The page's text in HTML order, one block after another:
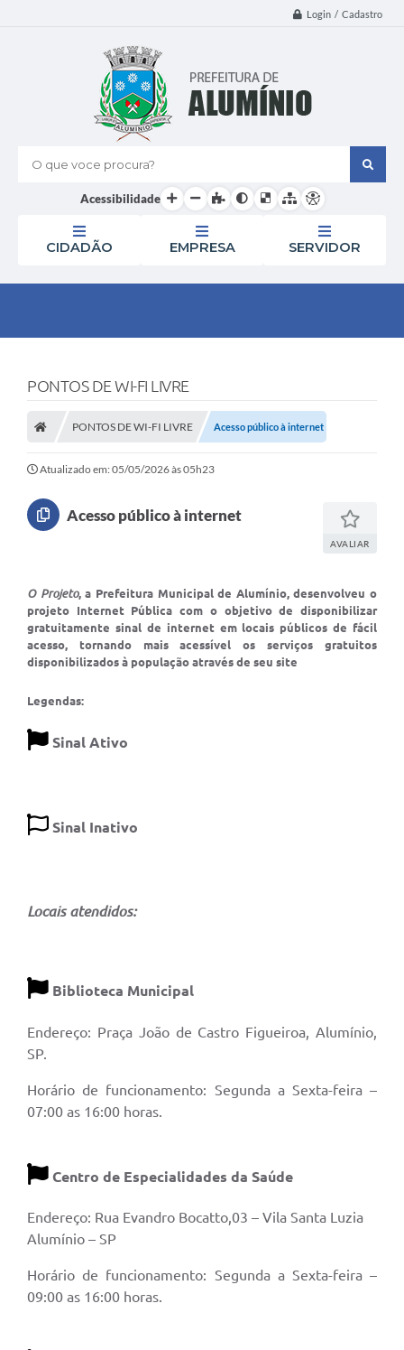
Login / Cadastro
O que voce procura?
Acessibilidade
CIDADÃO EMPRESA SERVIDOR
PONTOS DE WI-FI LIVRE
PONTOS DE WI-FI LIVRE Acesso público à internet
Atualizado em: 05/05/2026 às 05h23
Acesso público à internet
AVALIAR
O Projeto, a Prefeitura Municipal de Alumínio, desenvolveu o
projeto Internet Pública com o objetivo de disponibilizar
gratuitamente sinal de internet em locais públicos de fácil
acesso, tornando mais acessível os serviços gratuitos
disponibilizados à população através de seu site
Legendas:
Sinal Ativo
Sinal Inativo
Locais atendidos:
Biblioteca Municipal
Endereço: Praça João de Castro Figueiroa, Alumínio,
SP.
Horário de funcionamento: Segunda a Sexta-feira –
07:00 as 16:00 horas.
Centro de Especialidades da Saúde
Endereço: Rua Evandro Bocatto,03 – Vila Santa Luzia
Alumínio – SP
Horário de funcionamento: Segunda a Sexta-feira –
09:00 as 16:00 horas.